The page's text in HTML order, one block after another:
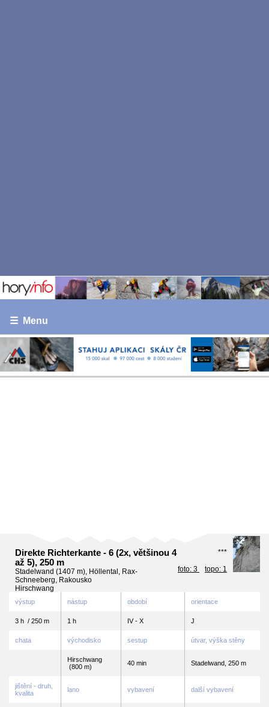
☰ Menu
***
foto: 3
topo: 1
Direkte Richterkante - 6 (2x, většinou 4
až 5), 250 m
Stadelwand (1407 m), Höllental, Rax-
Schneeberg, Rakousko
Hirschwang
výstup nástup období orientace
3 h / 250 m 1 h IV - X J
chata východisko sestup útvar, výška stěny
Hirschwang
(800 m)
40 min Stadelwand, 250 m
jištění - druh,
kvalita
lano vybavení další vybavení